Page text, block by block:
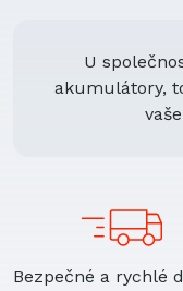
U
akumulátory,
Bezpečné a rychlé